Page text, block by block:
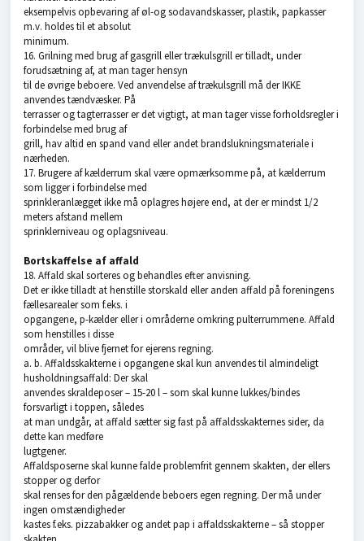
eksempelvis opbevaring af øl-og sodavandskasser, plastik, papkasser
m.v. holdes til et absolut
minimum.
16. Grilning med brug af gasgrill eller trækulsgrill er tilladt, under
forudsætning af, at man tager hensyn
til de øvrige beboere. Ved anvendelse af trækulsgrill må der IKKE
anvendes tændvæsker. På
terrasser og tagterrasser er det vigtigt, at man tager visse forholdsregler i
forbindelse med brug af
grill, hav altid en spand vand eller andet brandslukningsmateriale i
nærheden.
17. Brugere af kælderrum skal være opmærksomme på, at kælderrum
som ligger i forbindelse med
sprinkleranlægget ikke må oplagres højere end, at der er mindst 1/2
meters afstand mellem
sprinklerniveau og oplagsniveau.
Bortskaffelse af affald
18. Affald skal sorteres og behandles efter anvisning.
Det er ikke tilladt at henstille storskald eller anden affald på foreningens
fællesarealer som f.eks. i
opgangene, p-kælder eller i områderne omkring pulterrummene. Affald
som henstilles i disse
områder, vil blive fjernet for ejerens regning.
a. b. Affaldsskakterne i opgangene skal kun anvendes til almindeligt
husholdningsaffald: Der skal
anvendes skraldeposer – 15-20 l – som skal kunne lukkes/bindes
forsvarligt i toppen, således
at man undgår, at affald sætter sig fast på affaldsskakternes sider, da
dette kan medføre
lugtgener.
Affaldsposerne skal kunne falde problemfrit gennem skakten, der ellers
stopper og derfor
skal renses for den pågældende beboers egen regning. Der må under
ingen omstændigheder
kastes f.eks. pizzabakker og andet pap i affaldsskakterne – så stopper